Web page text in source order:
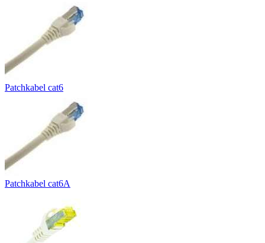
Patchkabel cat6
Patchkabel cat6A